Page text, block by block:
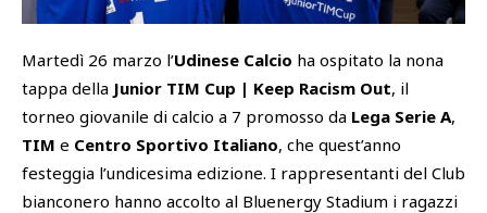
Martedì 26 marzo l’Udinese Calcio ha ospitato la nona
tappa della Junior TIM Cup | Keep Racism Out, il
torneo giovanile di calcio a 7 promosso da Lega Serie A,
TIM e Centro Sportivo Italiano, che quest’anno
festeggia l’undicesima edizione. I rappresentanti del Club
bianconero hanno accolto al Bluenergy Stadium i ragazzi